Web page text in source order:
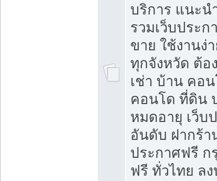
บริการ แนะน
รวมเว็บประก
ขาย ใช้งานง่
ทุกจังหวัด ต้อ
เช่า บ้าน คอ
คอนโด ที่ดิน
หมดอายุ เว็บ
อันดับ ฝากร้า
ประกาศฟรี ก
ฟรี ทั่วไทย ล